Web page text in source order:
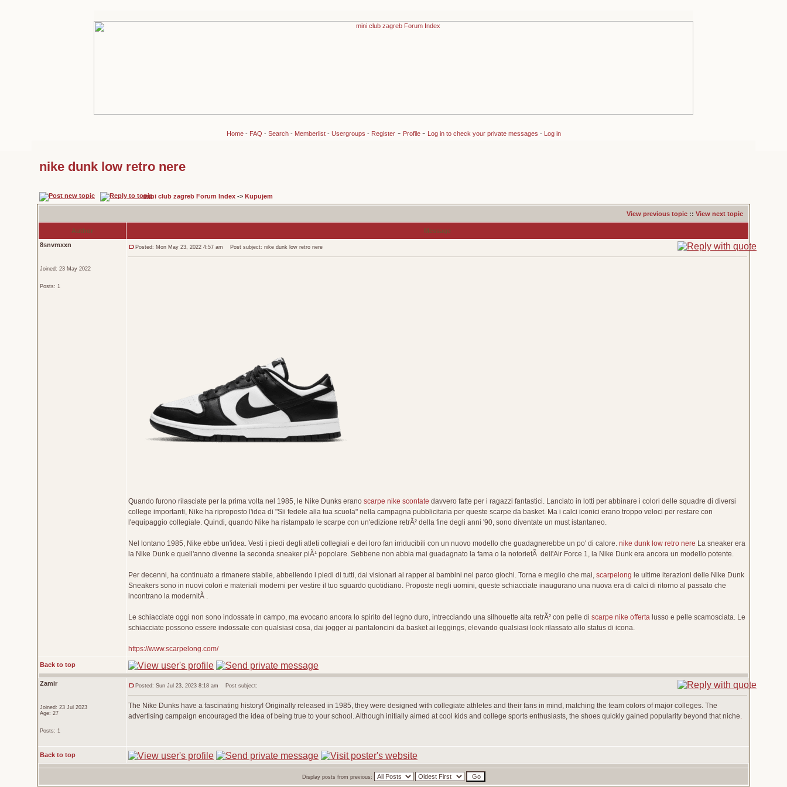
Home- FAQ - Search- Memberlist- Usergroups - Register- Profile - Log in to check your private messages - Log in
nike dunk low retro nere
mini club zagreb Forum Index -> Kupujem
View previous topic :: View next topic
Author
Message
8snvmxxn
Joined: 23 May 2022
Posts: 1
Posted: Mon May 23, 2022 4:57 am Post subject: nike dunk low retro nere
Quando furono rilasciate per la prima volta nel 1985, le Nike Dunks erano scarpe nike scontate davvero fatte per i ragazzi fantastici. Lanciato in lotti per abbinare i colori delle squadre di diversi
college importanti, Nike ha riproposto l'idea di "Sii fedele alla tua scuola" nella campagna pubblicitaria per queste scarpe da basket. Ma i calci iconici erano troppo veloci per restare con
l'equipaggio collegiale. Quindi, quando Nike ha ristampato le scarpe con un'edizione retrÃ² della fine degli anni '90, sono diventate un must istantaneo.
Nel lontano 1985, Nike ebbe un'idea. Vesti i piedi degli atleti collegiali e dei loro fan irriducibili con un nuovo modello che guadagnerebbe un po' di calore. nike dunk low retro nere La sneaker era
la Nike Dunk e quell'anno divenne la seconda sneaker piÃ¹ popolare. Sebbene non abbia mai guadagnato la fama o la notorietÃ dell'Air Force 1, la Nike Dunk era ancora un modello potente.
Per decenni, ha continuato a rimanere stabile, abbellendo i piedi di tutti, dai visionari ai rapper ai bambini nel parco giochi. Torna e meglio che mai, scarpelong le ultime iterazioni delle Nike Dunk
Sneakers sono in nuovi colori e materiali moderni per vestire il tuo sguardo quotidiano. Proposte negli uomini, queste schiacciate inaugurano una nuova era di calci di ritorno al passato che
incontrano la modernitÃ .
Le schiacciate oggi non sono indossate in campo, ma evocano ancora lo spirito del legno duro, intrecciando una silhouette alta retrÃ² con pelle di scarpe nike offerta lusso e pelle scamosciata. Le
schiacciate possono essere indossate con qualsiasi cosa, dai jogger ai pantaloncini da basket ai leggings, elevando qualsiasi look rilassato allo status di icona.
https://www.scarpelong.com/
Back to top
Zamir
Joined: 23 Jul 2023
Age: 27
Posts: 1
Posted: Sun Jul 23, 2023 8:18 am Post subject:
The Nike Dunks have a fascinating history! Originally released in 1985, they were designed with collegiate athletes and their fans in mind, matching the team colors of major colleges. The
advertising campaign encouraged the idea of being true to your school. Although initially aimed at cool kids and college sports enthusiasts, the shoes quickly gained popularity beyond that niche.
Back to top
Display posts from previous: